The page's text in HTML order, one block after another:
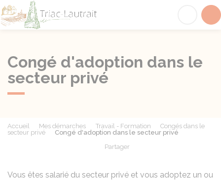
Congé d'adoption dans le
secteur privé
Accueil Mes démarches Travail - Formation
Congés dans le
secteur privé
Congé d'adoption dans le secteur privé
Partager
Vous êtes salarié du secteur privé et vous adoptez un ou